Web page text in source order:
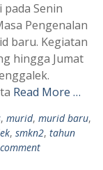
Senin
Pengenalan
baru. Kegiatan
hingga Jumat
Read More …
, murid, murid baru,
, smkn2, tahun